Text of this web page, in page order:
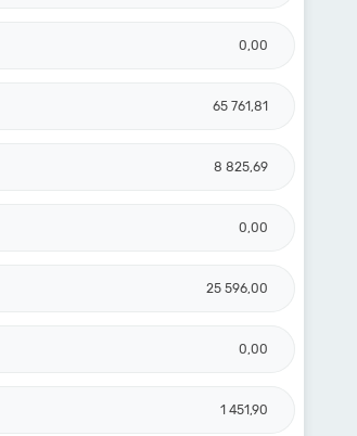
0,00
65 761,81
8 825,69
0,00
25 596,00
0,00
1 451,90